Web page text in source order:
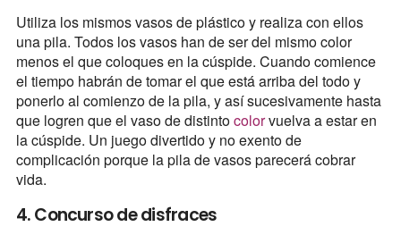
Utiliza los mismos vasos de plástico y realiza con ellos
una pila. Todos los vasos han de ser del mismo color
menos el que coloques en la cúspide. Cuando comience
el tiempo habrán de tomar el que está arriba del todo y
ponerlo al comienzo de la pila, y así sucesivamente hasta
que logren que el vaso de distintocolorvuelva a estar en
la cúspide. Un juego divertido y no exento de
complicación porque la pila de vasos parecerá cobrar
vida.
4. Concurso de disfraces